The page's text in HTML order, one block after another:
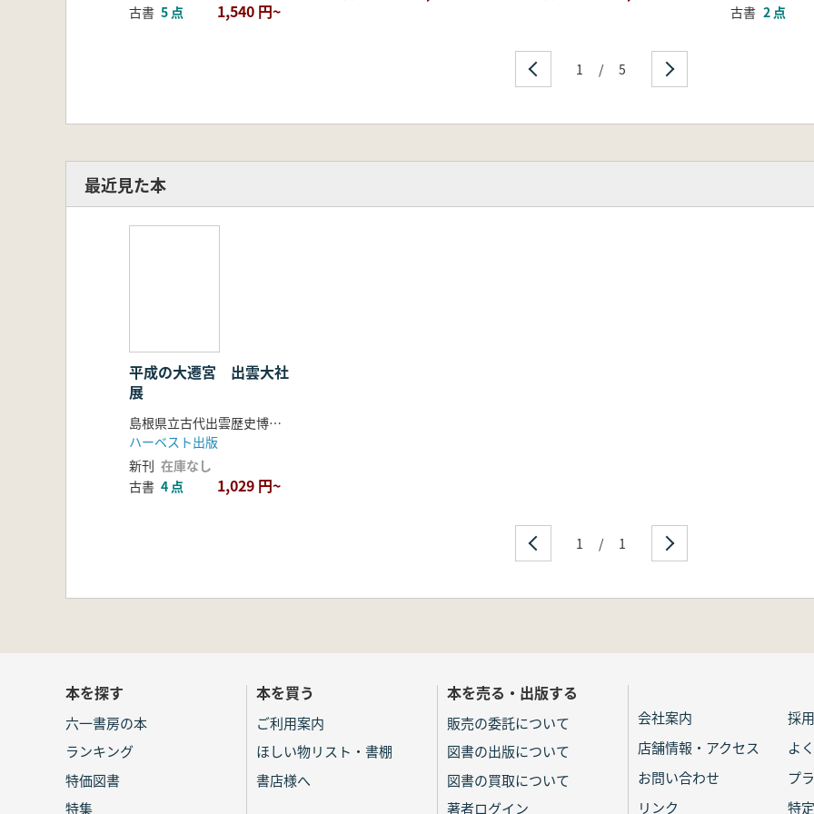
古書 5 点 1,540 円~
古書 2 点
1 / 5
最近見た本
平成の大遷宮 出雲大社
展
島根県立古代出雲歴史博物館 編
ハーベスト出版
新刊 在庫なし
古書 4 点 1,029 円~
1 / 1
本を探す
六一書房の本
ランキング
特価図書
特集
本を買う
ご利用案内
ほしい物リスト・書棚
書店様へ
本を売る・出版する
販売の委託について
図書の出版について
図書の買取について
著者ログイン
会社案内
採
店舗情報・アクセス
よ
お問い合わせ
プ
リンク
特